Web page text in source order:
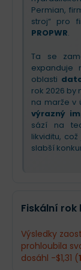
Permian,
stroj“ pro
PROPWR.
Ta se
oblasti
rok 2026 by
na marže v
výrazný
sází na
likviditu,
slabší
Fiskální rok
Výsledky
prohloubila
dosáhl -$1,31 (